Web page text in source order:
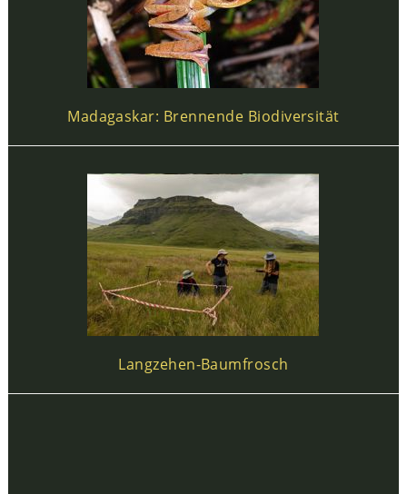
Madagaskar: Brennende Biodiversität
Langzehen-Baumfrosch